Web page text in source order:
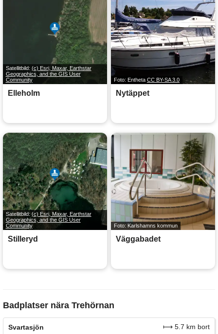
Satellitbild: (c) Esri, Maxar, Earthstar
Geographics, and the GIS User
Community
Elleholm
Foto: Entheta CC BY-SA 3.0
Nytäppet
Satellitbild:(c) Esri, Maxar, Earthstar
Geographics, and the GIS User
Community
Stilleryd
Foto: Karlshamns kommun
Väggabadet
Badplatser nära Trehörnan
Svartasjön
⟼ 5.7 km bort